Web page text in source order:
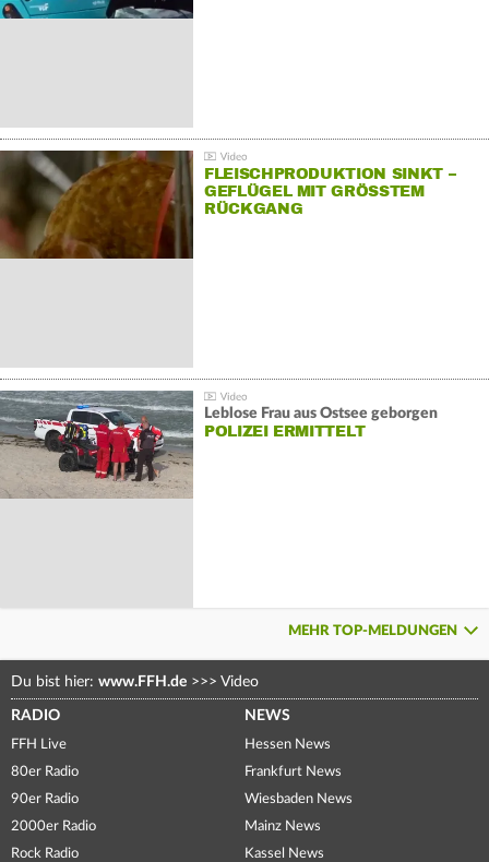
FLEISCHPRODUKTION SINKT –
GEFLÜGEL MIT GRÖSSTEM R
ÜCKGANG
Leblose Frau aus Ostsee geborgen
POLIZEI ERMITTELT
MEHR TOP-MELDUNGEN
Du bist hier: www.FFH.de >>> Video
RADIO
FFH Live
80er Radio
90er Radio
2000er Radio
Rock Radio
NEWS
Hessen News
Frankfurt News
Wiesbaden News
Mainz News
Kassel News